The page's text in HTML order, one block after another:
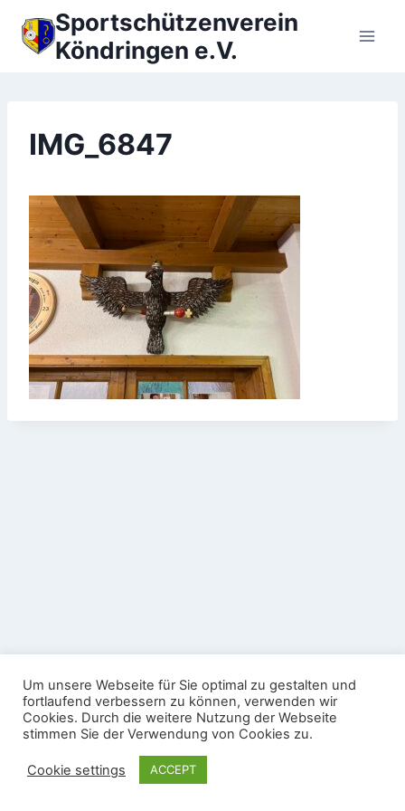
Inhalt
springen
Sportschützenverein
Köndringen e.V.
IMG_6847
Nutzungsbedingungen Gäste-WLAN
© 2026 Sportschützenverein Köndringen e.V. -
WordPress Theme von
Um unsere Webseite für Sie optimal zu gestalten und
fortlaufend verbessern zu können, verwenden wir
Cookies. Durch die weitere Nutzung der Webseite
stimmen Sie der Verwendung von Cookies zu.
Cookie settings ACCEPT